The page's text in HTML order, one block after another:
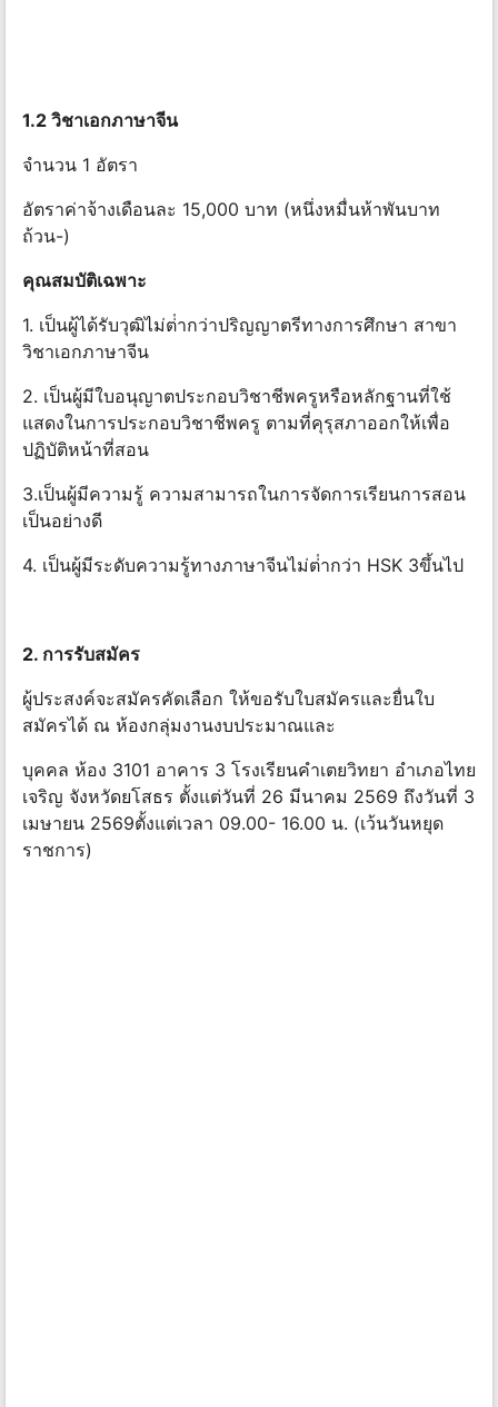
1.2 วิชาเอกภาษาจีน
จํานวน 1 อัตรา
อัตราค่าจ้างเดือนละ 15,000 บาท (หนึ่งหมื่นห้าพันบาท
ถ้วน-)
คุณสมบัติเฉพาะ
1. เป็นผู้ได้รับวุฒิไม่ต่ํากว่าปริญญาตรีทางการศึกษา สาขา
วิชาเอกภาษาจีน
2. เป็นผู้มีใบอนุญาตประกอบวิชาชีพครูหรือหลักฐานที่ใช้
แสดงในการประกอบวิชาชีพครู ตามที่คุรุสภาออกให้เพื่อ
ปฏิบัติหน้าที่สอน
3.เป็นผู้มีความรู้ ความสามารถในการจัดการเรียนการสอน
เป็นอย่างดี
4. เป็นผู้มีระดับความรู้ทางภาษาจีนไม่ต่ํากว่า HSK 3ขึ้นไป
2. การรับสมัคร
ผู้ประสงค์จะสมัครคัดเลือก ให้ขอรับใบสมัครและยื่นใบ
สมัครได้ ณ ห้องกลุ่มงานงบประมาณและ
บุคคล ห้อง 3101 อาคาร 3 โรงเรียนคําเตยวิทยา อําเภอไทย
เจริญ จังหวัดยโสธร ตั้งแต่วันที่ 26 มีนาคม 2569 ถึงวันที่ 3
เมษายน 2569ตั้งแต่เวลา 09.00- 16.00 น. (เว้นวันหยุด
ราชการ)